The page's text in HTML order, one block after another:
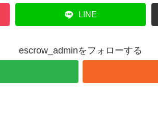
LINE
escrow_adminをフォローする